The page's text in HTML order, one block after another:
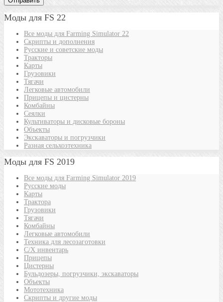
Моды для FS 22
Все моды для Farming Simulator 22
Скрипты и дополнения
Русские и советские моды
Тракторы
Карты
Грузовики
Тягачи
Легковые автомобили
Прицепы и цистерны
Комбайны
Сеялки
Культиваторы и дисковые бороны
Объекты
Экскаваторы и погрузчики
Разная сельхозтехника
Моды для FS 2019
Все моды для Farming Simulator 2019
Русские моды
Карты
Трактора
Грузовики
Тягачи
Комбайны
Легковые автомобили
Техника для лесозаготовки
С/Х инвентарь
Прицепы
Цистерны
Бульдозеры, погрузчики, экскаваторы
Объекты
Мототехника
Скрипты и другие моды